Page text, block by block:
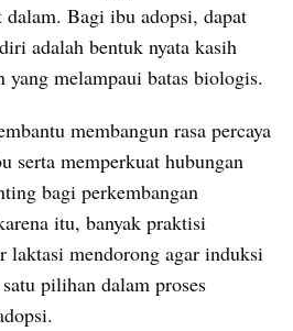
dalam. Bagi ibu adopsi, dapat
adalah bentuk nyata kasih
yang melampaui batas biologis.
membangun rasa percaya
serta memperkuat hubungan
bagi perkembangan
itu, banyak praktisi
laktasi mendorong agar induksi
pilihan dalam proses